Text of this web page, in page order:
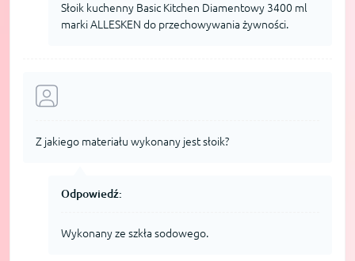
Słoik kuchenny Basic Kitchen Diamentowy 3400 ml
marki ALLESKEN do przechowywania żywności.
Z jakiego materiału wykonany jest słoik?
Odpowiedź:
Wykonany ze szkła sodowego.